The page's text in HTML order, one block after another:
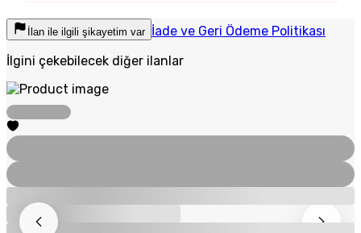
İlan ile ilgili şikayetim var İade ve Geri Ödeme Politikası
İlgini çekebilecek diğer ilanlar